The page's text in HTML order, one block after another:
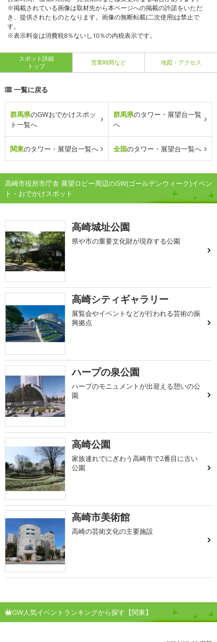
※掲載されている画像は取材先から本ページへの掲載の許諾をいただ
き、提供されたものとなります。画像の無断転載(二次使用)は禁止で
す。
※表示料金は消費税8％ないし10％の内税表示です。
スポット詳細
トップ
営業時間など 地図・アクセス
一覧に戻る
群馬県のGWおでかけスポッ
ト一覧へ
群馬県のタワー・展望台一覧
へ
関東のタワー・展望台一覧へ 全国のタワー・展望台一覧へ
高崎市役所市庁舎 展望ロビー周辺のGW(ゴールデンウィーク)イベン
ト・おでかけスポット
高崎城址公園
県や市の重要文化財が現存する公園
高崎シティギャラリー
展覧会やイベントなどが行われる芸術の振
興拠点
ハープの泉公園
ハープのモニュメントが出迎える憩いの公
園
高崎公園
家族連れでにぎわう高崎市で2番目に古い
公園
高崎市美術館
高崎の芸術文化の主要施設
GW人気イベントランキングから探す【関東】